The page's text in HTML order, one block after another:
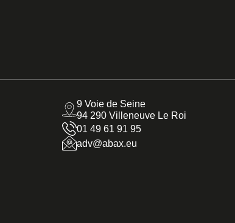
9 Voie de Seine
94 290 Villeneuve Le Roi
01 49 61 91 95
adv@abax.eu